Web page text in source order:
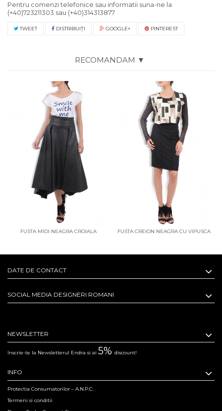
Pentru comenzi telefonice sau informatii suna-ne la
(+40)723211303 sau (+40)314313877
TWEET DISTRIBUIŢI GOOGLE+ PINTEREST
RECOMANDAM ▼
FUSTA MIDI NEAGRA CROIALA
FUSTA CREION NEAGRA CU VIPUSCA
DATE DE CONTACT
SOCIAL MEDIA DESIGNERI ROMANI
NEWSLETTER
Inscrie-te la Newsletterul Endra si ai 5% discount!
INFO
Protectia Consumatorilor – A.N.P.C.
Termeni si conditii